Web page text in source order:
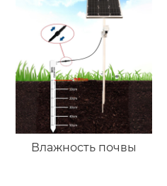
Влажность почвы